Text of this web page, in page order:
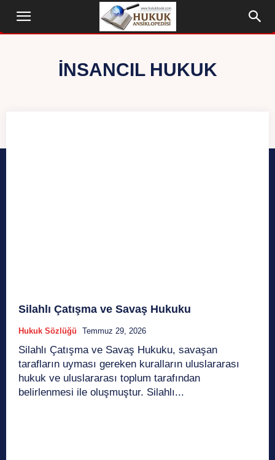
İNSANCIL HUKUK
Silahlı Çatışma ve Savaş Hukuku
Hukuk Sözlüğü Temmuz 29, 2026
Silahlı Çatışma ve Savaş Hukuku, savaşan
tarafların uyması gereken kuralların uluslararası
hukuk ve uluslararası toplum tarafından
belirlenmesi ile oluşmuştur. Silahlı...